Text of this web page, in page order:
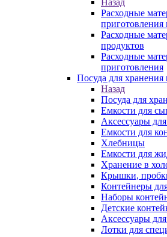
Расходные
приготовления
Расходные
продуктов
Расходные
приготовления
Посуда для хранения
Назад
Посуда для
Емкости для
Аксессуары
Емкости для
Хлебницы
Емкости для
Хранение в
Крышки,
Контейнеры
Наборы
Детские
Аксессуары
Лотки для